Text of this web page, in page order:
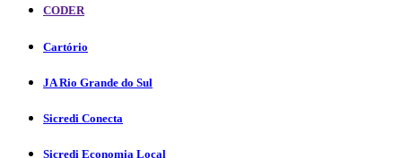
CODER
Cartório
JA Rio Grande do Sul
Sicredi Conecta
Sicredi Economia Local